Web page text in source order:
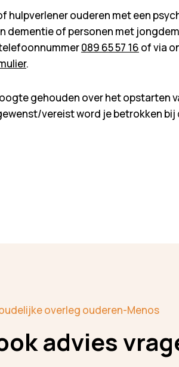
hulpverlener ouderen met een
dementie of personen met
089 65 57 16 of via
.
gehouden over het opstarten
vereist word je betrokken
overleg ouderen-Menos
advies